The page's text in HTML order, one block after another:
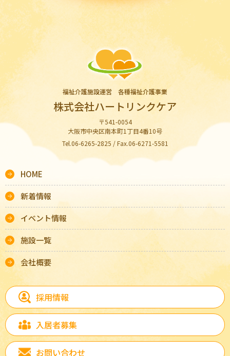
福祉介護施設運営 各種福祉介護事業
株式会社ハートリンクケア
〒541-0054
大阪市中央区南本町1丁目4番10号
Tel.06-6265-2825 / Fax.06-6271-5581
HOME
新着情報
イベント情報
施設一覧
会社概要
採用情報
入居者募集
お問い合わせ